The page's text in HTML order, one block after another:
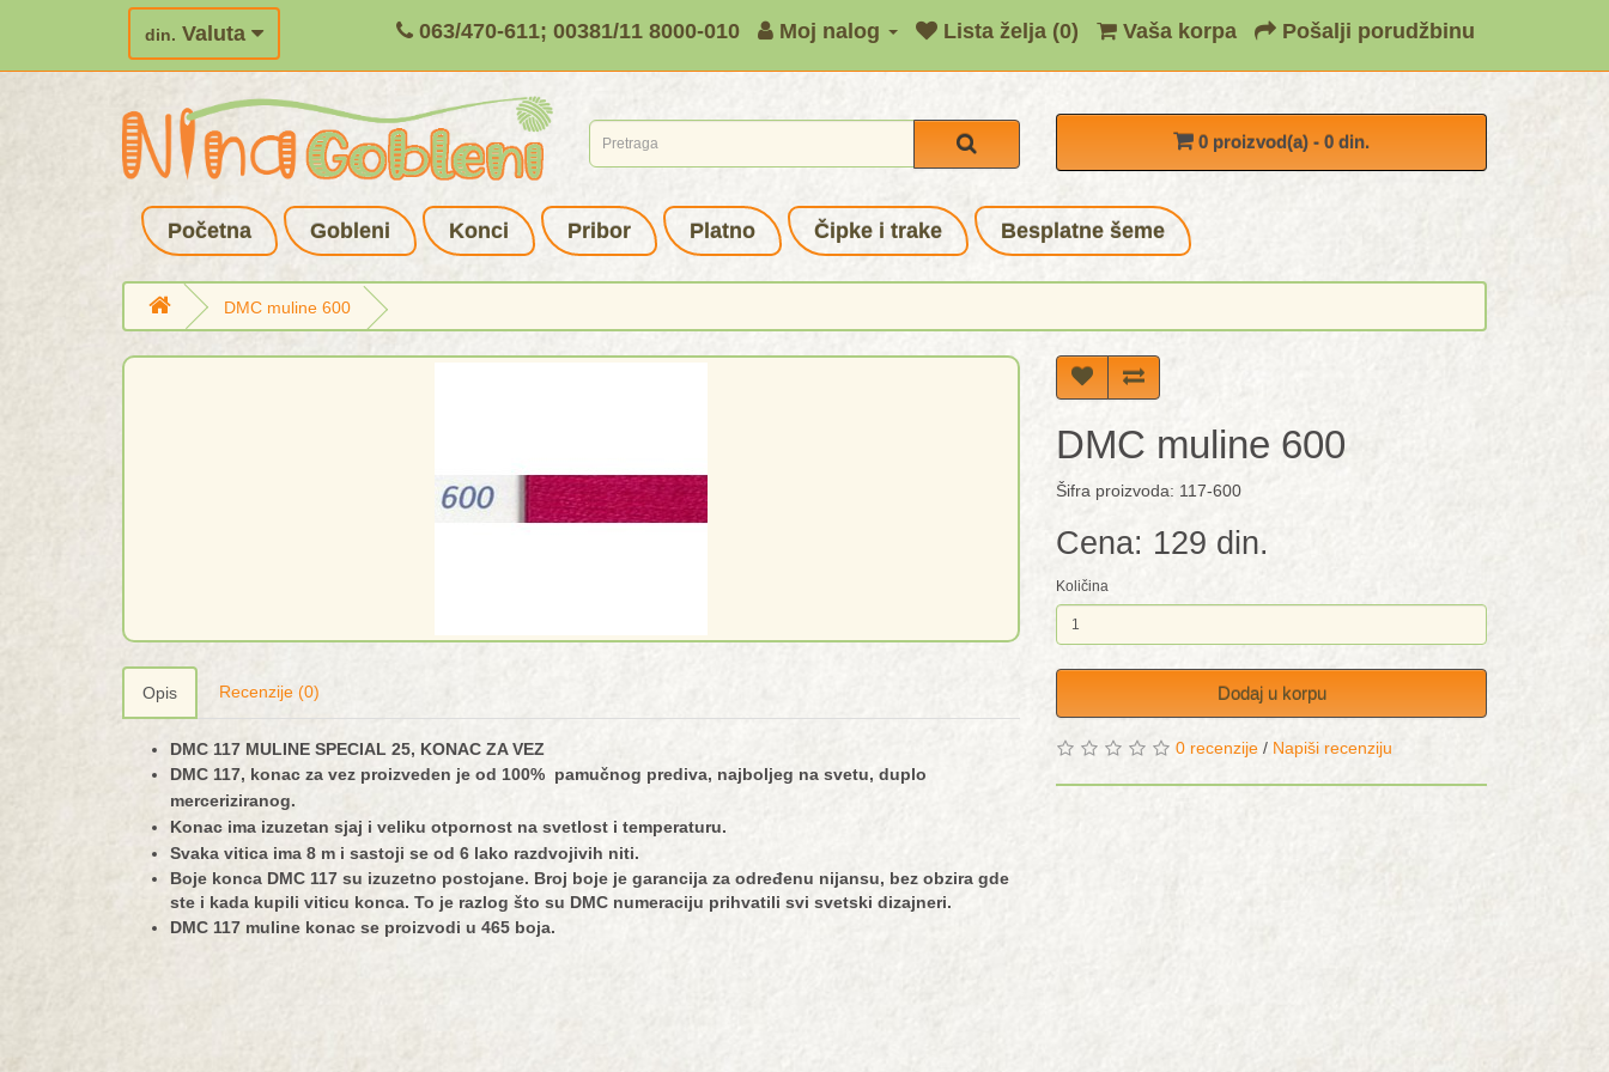
din. Valuta 063/470-611; 00381/11 8000-010 Moj nalog Lista želja (0) Vaša korpa Pošalji porudžbinu
0 proizvod(a) - 0 din.
Početna Gobleni Konci Pribor Platno Čipke i trake Besplatne šeme
DMC muline 600
Opis Recenzije (0)
DMC 117 MULINE SPECIAL 25, KONAC ZA VEZ
DMC 117, konac za vez proizveden je od 100% pamučnog prediva, najboljeg na svetu, duplo
merceriziranog.
Konac ima izuzetan sjaj i veliku otpornost na svetlost i temperaturu.
Svaka vitica ima 8 m i sastoji se od 6 lako razdvojivih niti.
Boje konca DMC 117 su izuzetno postojane. Broj boje je garancija za određenu nijansu, bez obzira gde
ste i kada kupili viticu konca. To je razlog što su DMC numeraciju prihvatili svi svetski dizajneri.
DMC 117 muline konac se proizvodi u 465 boja.
DMC muline 600
Šifra proizvoda: 117-600
Cena: 129 din.
Količina
Dodaj u korpu
0 recenzije / Napiši recenziju